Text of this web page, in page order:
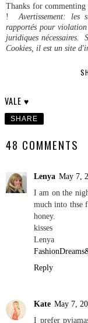
Thanks for
!
Avertissement: les
rapportés pour
juridiques nécessaires.
Cookies, il est un site
VALE ♥
SHARE
48 COMMENTS
Lenya May 7,
I am on the
much into thse
honey.
kisses
Lenya
Reply
Kate May 7,
I prefer